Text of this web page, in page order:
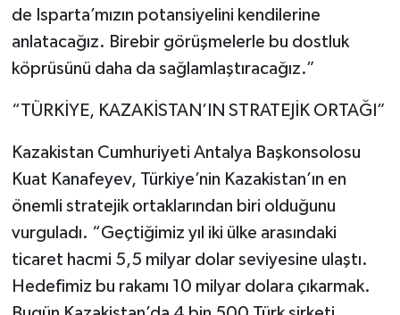
de Isparta’mızın potansiyelini kendilerine
anlatacağız. Birebir görüşmelerle bu dostluk
köprüsünü daha da sağlamlaştıracağız.”
“TÜRKİYE, KAZAKİSTAN’IN STRATEJİK ORTAĞI”
Kazakistan Cumhuriyeti Antalya Başkonsolosu
Kuat Kanafeyev, Türkiye’nin Kazakistan’ın en
önemli stratejik ortaklarından biri olduğunu
vurguladı. “Geçtiğimiz yıl iki ülke arasındaki
ticaret hacmi 5,5 milyar dolar seviyesine ulaştı.
Hedefimiz bu rakamı 10 milyar dolara çıkarmak.